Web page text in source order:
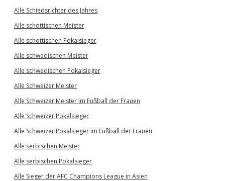
Alle Schiedsrichter des Jahres
Alle schottischen Meister
Alle schottischen Pokalsieger
Alle schwedischen Meister
Alle schwedischen Pokalsieger
Alle Schweizer Meister
Alle Schweizer Meister im Fußball der Frauen
Alle Schweizer Pokalsieger
Alle Schweizer Pokalsieger im Fußball der Frauen
Alle serbischen Meister
Alle serbischen Pokalsieger
Alle Sieger der AFC Champions League in Asien